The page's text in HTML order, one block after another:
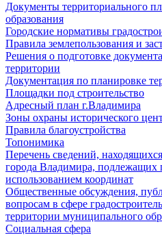
Документы территориального
образования
Городские нормативы
Правила землепользования и
Решения о подготовке
территории
Документация по планировке
Площадки под строительство
Адресный план г.Владимира
Зоны охраны исторического
Правила благоустройства
Топонимика
Перечень сведений,
города Владимира, подлежащих
использованием координат
Общественные обсуждения,
вопросам в сфере
территории муниципального
Социальная сфера